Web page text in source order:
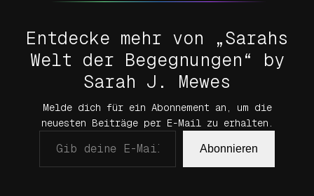
Entdecke mehr von „Sarahs
Welt der Begegnungen“ by
Sarah J. Mewes
Melde dich für ein Abonnement an, um die
neuesten Beiträge per E-Mail zu erhalten.
Gib deine E-Mail-Adresse ein …
Abonnieren